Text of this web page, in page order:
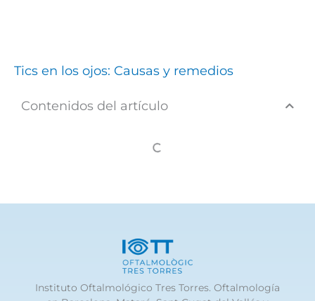
Tics en los ojos: Causas y remedios
Contenidos del artículo
Instituto Oftalmológico Tres Torres. Oftalmología